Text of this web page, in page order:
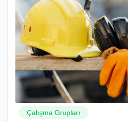
Çalışma Grupları